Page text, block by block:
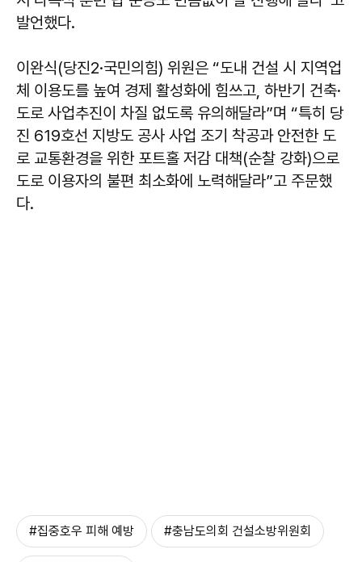
발언했다.
이완식(당진2·국민의힘) 위원은 “도내 건설 시 지역업
체 이용도를 높여 경제 활성화에 힘쓰고, 하반기 건축·
도로 사업추진이 차질 없도록 유의해달라”며 “특히 당
진 619호선 지방도 공사 사업 조기 착공과 안전한 도
로 교통환경을 위한 포트홀 저감 대책(순찰 강화)으로
도로 이용자의 불편 최소화에 노력해달라”고 주문했
다.
#집중호우 피해 예방 #충남도의회 건설소방위원회